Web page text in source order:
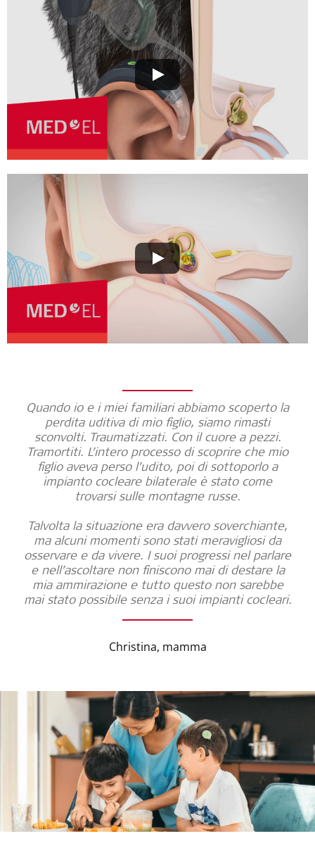
Quando io e i miei familiari abbiamo scoperto la
perdita uditiva di mio figlio, siamo rimasti
sconvolti. Traumatizzati. Con il cuore a pezzi.
Tramortiti. L’intero processo di scoprire che mio
figlio aveva perso l’udito, poi di sottoporlo a
impianto cocleare bilaterale è stato come
trovarsi sulle montagne russe.
Talvolta la situazione era davvero soverchiante,
ma alcuni momenti sono stati meravigliosi da
osservare e da vivere. I suoi progressi nel parlare
e nell’ascoltare non finiscono mai di destare la
mia ammirazione e tutto questo non sarebbe
mai stato possibile senza i suoi impianti cocleari.
Christina, mamma